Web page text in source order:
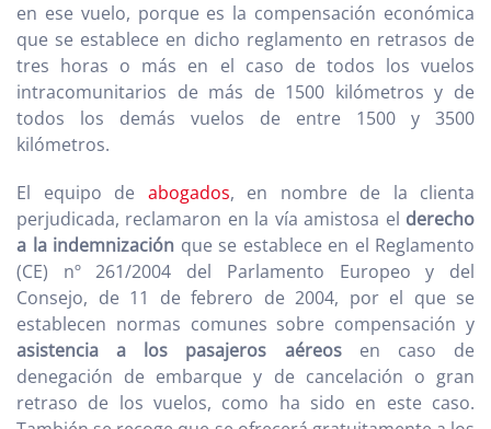
en ese vuelo, porque es la compensación económica
que se establece en dicho reglamento en retrasos de
tres horas o más en el caso de todos los vuelos
intracomunitarios de más de 1500 kilómetros y de
todos los demás vuelos de entre 1500 y 3500
kilómetros.
El equipo de abogados, en nombre de la clienta
perjudicada, reclamaron en la vía amistosa el derecho
a la indemnización que se establece en el Reglamento
(CE) nº 261/2004 del Parlamento Europeo y del
Consejo, de 11 de febrero de 2004, por el que se
establecen normas comunes sobre compensación y
asistencia a los pasajeros aéreosen caso de
denegación de embarque y de cancelación o gran
retraso de los vuelos, como ha sido en este caso.